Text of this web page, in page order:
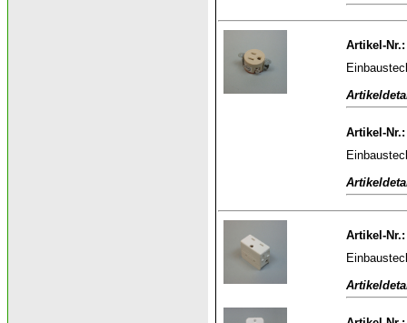
Artikel-Nr.:
Artikel-Nr.:
Artikel-Nr.: